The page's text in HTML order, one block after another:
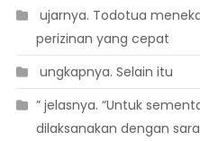
 ujarnya. Todotua
perizinan yang cepat
 ungkapnya. Selain itu
” jelasnya. “Untuk
dilaksanakan dengan